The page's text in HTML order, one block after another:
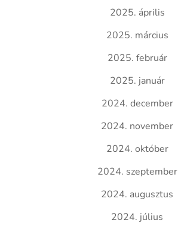
2025. április
2025. március
2025. február
2025. január
2024. december
2024. november
2024. október
2024. szeptember
2024. augusztus
2024. július